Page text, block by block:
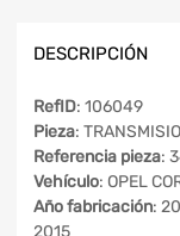
DESCRIPCIÓN
RefID: 106049
Pieza:
Referencia pieza:
Vehículo: OPEL
Año fabricación: